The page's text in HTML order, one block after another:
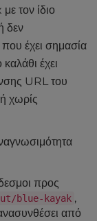
τον ίδιο
δεν
έχει σημασία
έχει
URL του
χωρίς
προς
blue-kayak ,
από